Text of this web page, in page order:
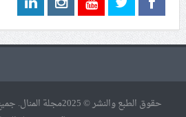
حقوق الطبع والنشر ©